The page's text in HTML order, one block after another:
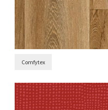
Comfytex